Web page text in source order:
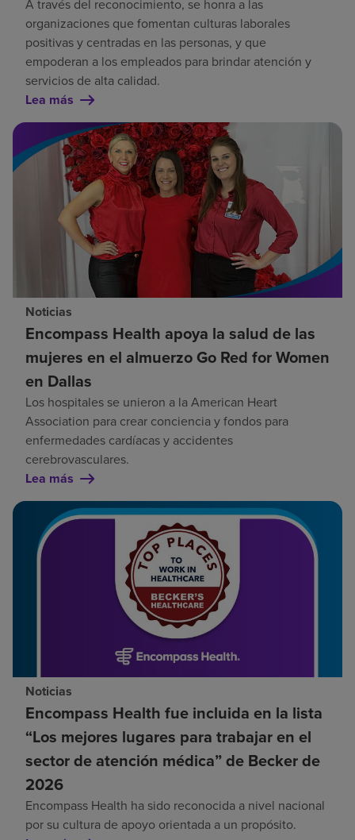
A través del reconocimiento, se honra a las
organizaciones que fomentan culturas laborales
positivas y centradas en las personas, y que
empoderan a los empleados para brindar atención y
servicios de alta calidad.
Lea más
Noticias
Encompass Health apoya la salud de las
mujeres en el almuerzo Go Red for Women
en Dallas
Los hospitales se unieron a la American Heart
Association para crear conciencia y fondos para
enfermedades cardíacas y accidentes
cerebrovasculares.
Lea más
Noticias
Encompass Health fue incluida en la lista
“Los mejores lugares para trabajar en el
sector de atención médica” de Becker de
2026
Encompass Health ha sido reconocida a nivel nacional
por su cultura de apoyo orientada a un propósito.